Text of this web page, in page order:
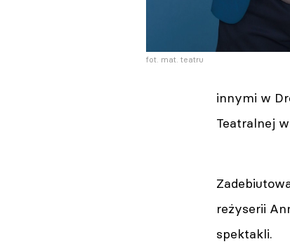
fot. mat. teatru
innymi w
Teatralnej
reżyserii
spektakli.